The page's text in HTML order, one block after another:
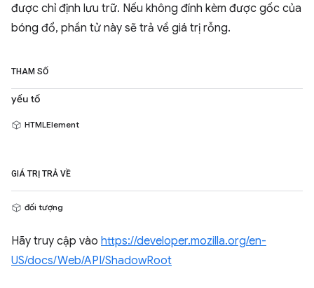
được chỉ định lưu trữ. Nếu không đính kèm được gốc của
bóng đổ, phần tử này sẽ trả về giá trị rỗng.
THAM SỐ
yếu tố
HTMLElement
GIÁ TRỊ TRẢ VỀ
đối tượng
Hãy truy cập vào https://developer.mozilla.org/en-
US/docs/Web/API/ShadowRoot